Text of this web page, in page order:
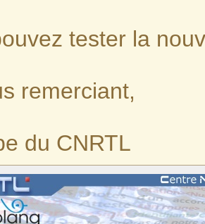
tester la
remerciant,
du CNRTL